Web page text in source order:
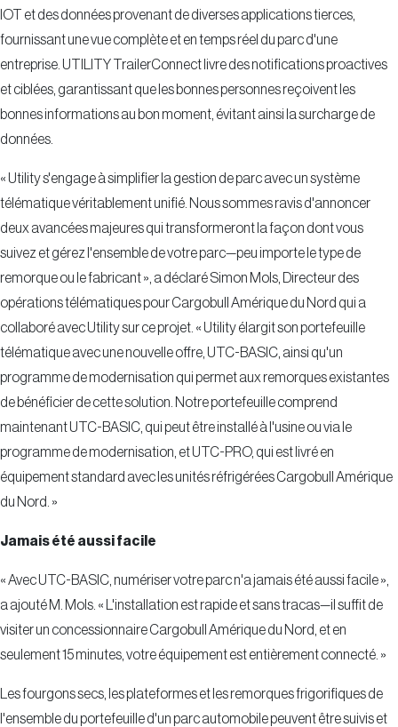
IOT et des données provenant de diverses applications tierces,
fournissant une vue complète et en temps réel du parc d'une
entreprise. UTILITY TrailerConnect livre des notifications proactives
et ciblées, garantissant que les bonnes personnes reçoivent les
bonnes informations au bon moment, évitant ainsi la surcharge de
données.
« Utility s'engage à simplifier la gestion de parc avec un système
télématique véritablement unifié. Nous sommes ravis d'annoncer
deux avancées majeures qui transformeront la façon dont vous
suivez et gérez l'ensemble de votre parc—peu importe le type de
remorque ou le fabricant », a déclaré Simon Mols, Directeur des
opérations télématiques pour Cargobull Amérique du Nord qui a
collaboré avec Utility sur ce projet. « Utility élargit son portefeuille
télématique avec une nouvelle offre, UTC-BASIC, ainsi qu'un
programme de modernisation qui permet aux remorques existantes
de bénéficier de cette solution. Notre portefeuille comprend
maintenant UTC-BASIC, qui peut être installé à l'usine ou via le
programme de modernisation, et UTC-PRO, qui est livré en
équipement standard avec les unités réfrigérées Cargobull Amérique
du Nord. »
Jamais été aussi facile
« Avec UTC-BASIC, numériser votre parc n'a jamais été aussi facile »,
a ajouté M. Mols. « L'installation est rapide et sans tracas—il suffit de
visiter un concessionnaire Cargobull Amérique du Nord, et en
seulement 15 minutes, votre équipement est entièrement connecté. »
Les fourgons secs, les plateformes et les remorques frigorifiques de
l'ensemble du portefeuille d'un parc automobile peuvent être suivis et